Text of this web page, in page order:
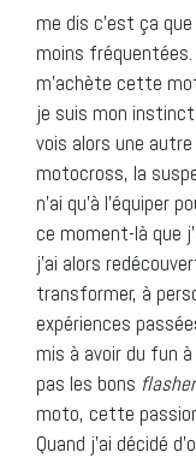
me dis c’est ça
moins
m’achète cette
je suis mon
vois alors une autre
motocross, la
n’ai qu’à l’équiper
ce moment-là que
j’ai alors
transformer, à
expériences
mis à avoir du fun
pas les bons
moto, cette
Quand j’ai décidé